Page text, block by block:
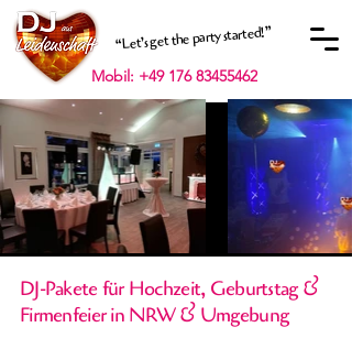
“Let’s get the party started!”
Mobil: +49 176 83455462
DJ-Pakete für Hochzeit, Geburtstag &
Firmenfeier in NRW & Umgebung